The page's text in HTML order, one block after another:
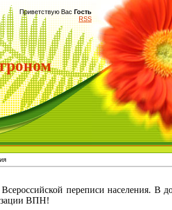
Приветствую Вас Гость
RSS
переписи населения. В
ВПН!